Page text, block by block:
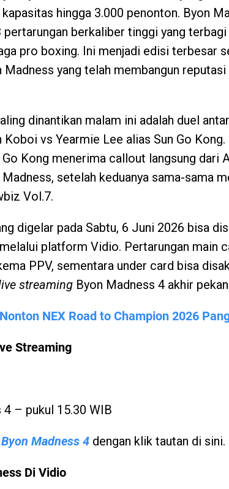
hingga 3.000 penonton. Byon
berkaliber tinggi yang
pro boxing. Ini menjadi edisi terbesar
Madness yang telah membangun
dinantikan malam ini adalah duel
Koboi vs Yearmie Lee alias Sun Go
Kong menerima callout langsung dari
setelah keduanya sama-sama
Vol.7.
digelar pada Sabtu, 6 Juni 2026 bisa
melalui platform Vidio. Pertarungan main
PPV, sementara under card bisa
streaming Byon Madness 4 akhir
NEX Road to Champion 2026
Streaming
4 – pukul 15.30 WIB
Madness 4 dengan klik tautan di sini.
Di Vidio